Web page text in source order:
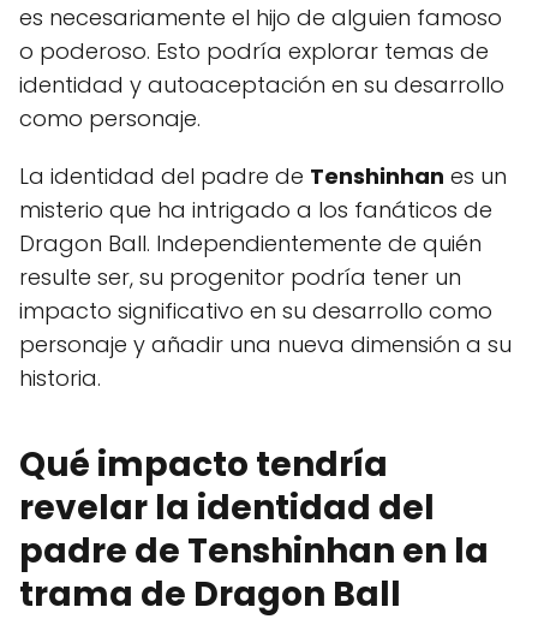
es necesariamente el hijo de alguien famoso
o poderoso. Esto podría explorar temas de
identidad y autoaceptación en su desarrollo
como personaje.
La identidad del padre de Tenshinhan es un
misterio que ha intrigado a los fanáticos de
Dragon Ball. Independientemente de quién
resulte ser, su progenitor podría tener un
impacto significativo en su desarrollo como
personaje y añadir una nueva dimensión a su
historia.
Qué impacto tendría
revelar la identidad del
padre de Tenshinhan en la
trama de Dragon Ball